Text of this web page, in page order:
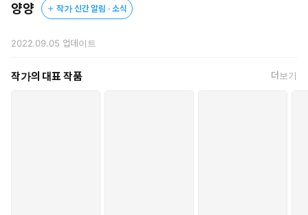
“무거운 담론이나 뻔한 장치에 기대지 않고 한 인간의 아픔과 고귀
위로하는 기적 같은 이야기다.” _전수경 김민령 박숙경(심사평에서)
"손에 낯선 지도를 든 기분이었다.
양양 작가 신간 알림 · 소식
2022.09.05 업데이트
작가의 대표 작품 더보기